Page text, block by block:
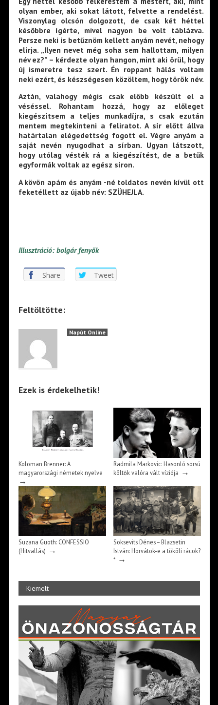
olyan ember, aki sokat látott, felvette a rendelést.
Viszonylag olcsón dolgozott, de csak két héttel
későbbre ígérte, mivel nagyon be volt táblázva.
Persze neki is betűznöm kellett anyám nevét, nehogy
elírja. „Ilyen nevet még soha sem hallottam, milyen
név ez?” – kérdezte olyan hangon, mint aki örül, hogy
új ismeretre tesz szert. Én roppant hálás voltam
neki ezért, és készségesen közöltem, hogy török név.
Aztán, valahogy mégis csak előbb készült el a
véséssel. Rohantam hozzá, hogy az előleget
kiegészítsem a teljes munkadíjra, s csak ezután
mentem megtekinteni a feliratot. A sír előtt állva
határtalan elégedettség fogott el. Végre anyám a
saját nevén nyugodhat a sírban. Ugyan látszott,
hogy utólag vésték rá a kiegészítést, de a betűk
egyformák voltak az egész síron.
A kövön apám és anyám -né toldatos nevén kívül ott
feketéllett az újabb név: SZÜHEJLA.
Illusztráció: bolgár fenyők
Share Tweet
Feltöltötte:
Napút Online
Ezek is érdekelhetik!
Koloman Brenner: A
magyarországi németek nyelve
→
Radmila Markovic: Hasonló sorsú
költők valóra vált víziója →
Suzana Guoth: CONFESSIO
(Hitvallás) →
Soksevits Dénes – Blazsetin
István: Horvátok-e a tököli rácok?
*→
Kiemelt